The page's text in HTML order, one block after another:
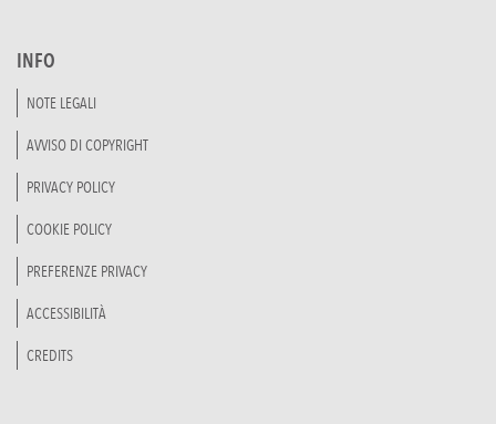
INFO
NOTE LEGALI
AVVISO DI COPYRIGHT
PRIVACY POLICY
COOKIE POLICY
PREFERENZE PRIVACY
ACCESSIBILITÀ
CREDITS